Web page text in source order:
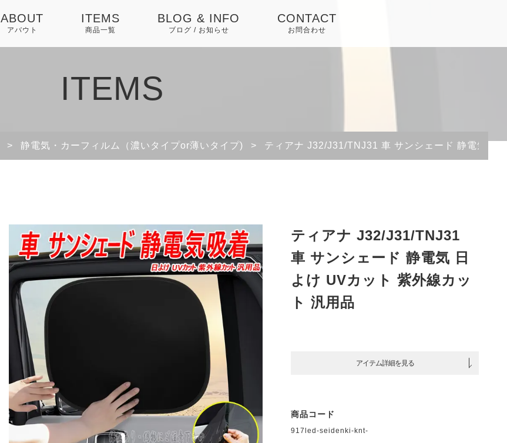
ABOUT
アバウト
ITEMS
商品一覧
BLOG & INFO
ブログ / お知らせ
CONTACT
お問合わせ
ITEMS
> 静電気・カーフィルム（濃いタイプor薄いタイプ) > ティアナ J32/J31/TNJ31 車 サンシェード 静電気 日
ティアナ J32/J31/TNJ31
車 サンシェード 静電気 日
よけ UVカット 紫外線カッ
ト 汎用品
アイテム詳細を見る
商品コード
917led-seidenki-knt-